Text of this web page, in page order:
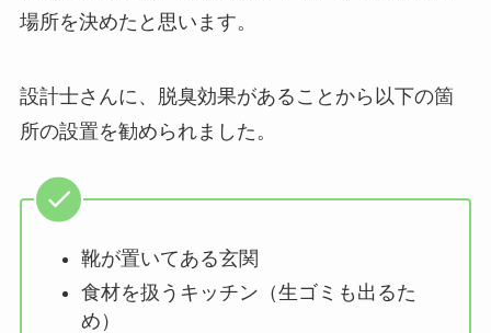
場所を決めたと思います。
設計士さんに、脱臭効果があることから以下の箇
所の設置を勧められました。
靴が置いてある玄関
食材を扱うキッチン（生ゴミも出るた
め）